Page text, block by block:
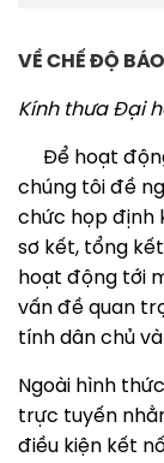
VỀ CHẾ ĐỘ
Kính thưa Đại
Để hoạt
chúng tôi đề
chức họp định
sơ kết, tổng
hoạt động tới
vấn đề quan
tính dân chủ
Ngoài hình
trực tuyến
điều kiện kết